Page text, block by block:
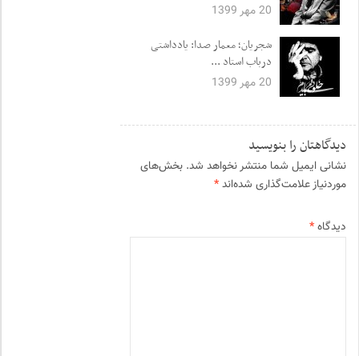
20 مهر 1399
شجریان؛ معمار صدا: یادداشتی
درباب استاد ...
20 مهر 1399
دیدگاهتان را بنویسید
نشانی ایمیل شما منتشر نخواهد شد. بخش‌های
موردنیاز علامت‌گذاری شده‌اند*
دیدگاه*